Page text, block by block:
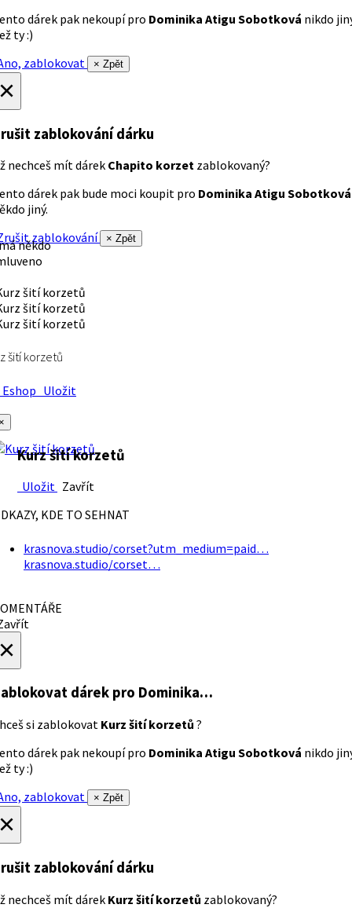
dárek pak nekoupí pro Dominika Atigu Sobotková nikdo
ty :)
zablokovat
× Zpět
zablokování dárku
nechceš mít dárek Chapito korzet zablokovaný?
dárek pak bude moci koupit pro Dominika Atigu Sobotková
jiný.
zablokování
× Zpět
někdo
šití korzetů
Uložit
Kurz šití korzetů
Uložit Zavřít
KDE TO SEHNAT
krasnova.studio/corset?utm_medium=paid…
krasnova.studio/corset…
dárek pro Dominika…
si zablokovat Kurz šití korzetů ?
dárek pak nekoupí pro Dominika Atigu Sobotková nikdo
ty :)
zablokovat
× Zpět
zablokování dárku
nechceš mít dárek Kurz šití korzetů zablokovaný?